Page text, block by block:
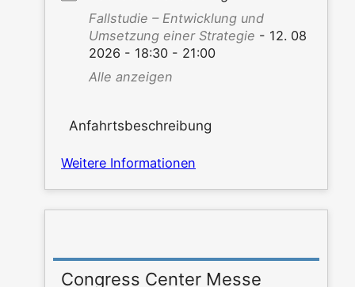
Fall­stu­die – Ent­wick­lung und
Umset­zung einer Stra­te­gie - 12. 08
2026 - 18:30 - 21:00
Alle anzei­gen
Anfahrtsbeschreibung
Wei­te­re Informationen
Congress Center Messe